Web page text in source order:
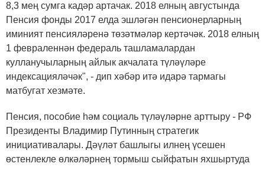
8,3 мең сумга кадәр артачак. 2018 елның августында
Пенсия фонды 2017 елда эшләгән пенсионерларның
иминият пенсияләренә төзәтмәләр кертәчәк. 2018 елның
1 февраленнән федераль ташламалардан
кулланучыларның айлык акчалата түләүләре
индексацияләчәк", - дип хәбәр итә идарә тармагы
матбугат хезмәте.
Пенсия, пособие һәм социаль түләүләрне арттыру - РФ
Президенты Владимир Путинның стратегик
инициативалары. Дәүләт башлыгы илнең үсешен
өстенлекле өлкәләрнең тормыш сыйфатын яхшыртуда